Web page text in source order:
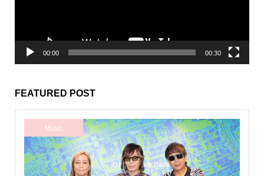
00:00 00:30
FEATURED POST
Music